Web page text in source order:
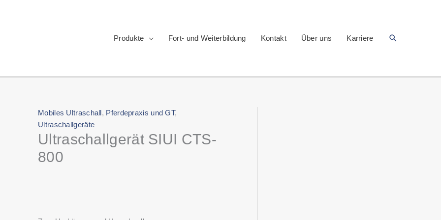
Produkte
Fort- und Weiterbildung Kontakt Über uns Karriere Suchen
Mobiles Ultraschall, Pferdepraxis und GT,
Ultraschallgeräte
Ultraschallgerät SIUI CTS-
800